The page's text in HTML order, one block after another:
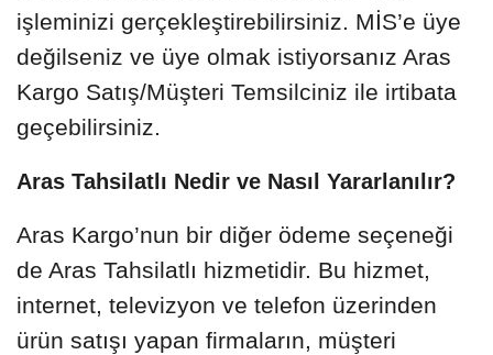
işleminizi gerçekleştirebilirsiniz. MİS’e üye
değilseniz ve üye olmak istiyorsanız Aras
Kargo Satış/Müşteri Temsilciniz ile irtibata
geçebilirsiniz.
Aras Tahsilatlı Nedir ve Nasıl Yararlanılır?
Aras Kargo’nun bir diğer ödeme seçeneği
de Aras Tahsilatlı hizmetidir. Bu hizmet,
internet, televizyon ve telefon üzerinden
ürün satışı yapan firmaların, müşteri